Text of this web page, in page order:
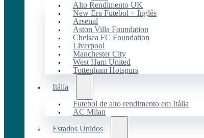
Alto Rendimento UK
New Era Futebol + Inglês
Arsenal
Aston Villa Foundation
Chelsea FC Foundation
Liverpool
Manchester City
West Ham United
Tottenham Hotspurs
Itália
Futebol de alto rendimento em Itália
AC Milan
Estados Unidos